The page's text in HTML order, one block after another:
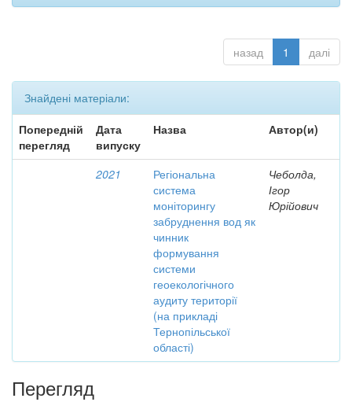
назад 1 далі
Знайдені матеріали:
Попередній
перегляд
Дата
випуску
Назва Автор(и)
2021
Регіональна
система
моніторингу
забруднення вод як
чинник
формування
системи
геоекологічного
аудиту території
(на прикладі
Тернопільської
області)
Чеболда,
Ігор
Юрійович
Перегляд